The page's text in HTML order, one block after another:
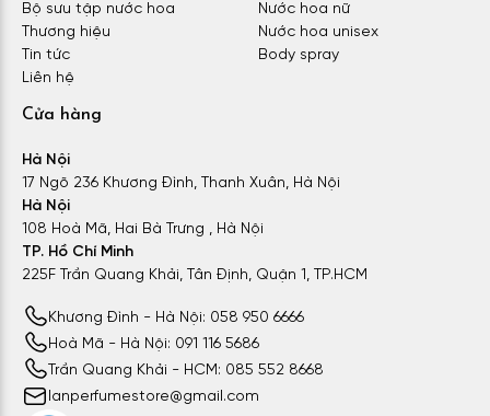
Bộ sưu tập nước hoa
Thương hiệu
Tin tức
Liên hệ
Nước hoa nữ
Nước hoa unisex
Body spray
Cửa hàng
Hà Nội
17 Ngõ 236 Khương Đình, Thanh Xuân, Hà Nội
Hà Nội
108 Hoà Mã, Hai Bà Trưng , Hà Nội
TP. Hồ Chí Minh
225F Trần Quang Khải, Tân Định, Quận 1, TP.HCM
Khương Đình - Hà Nội: 058 950 6666
Hoà Mã - Hà Nội: 091 116 5686
Trần Quang Khải - HCM: 085 552 8668
lanperfumestore@gmail.com